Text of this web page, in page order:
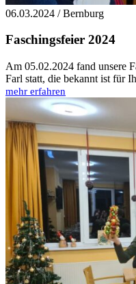
06.03.2024 / Bernburg
Faschingsfeier 2024
Am 05.02.2024 fand unsere
Farl statt, die bekannt ist für
mehr erfahren